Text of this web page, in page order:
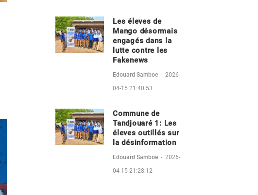
Les éleves de
Mango désormais
engagés dans la
lutte contre les
Fakenews
Edouard Samboe - 2026-
04-15 21:40:53
Commune de
Tandjouaré 1: Les
éleves outillés sur
la désinformation
Edouard Samboe - 2026-
04-15 21:28:12